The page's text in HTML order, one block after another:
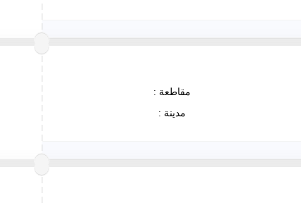
مقاطعة :
مدينة :